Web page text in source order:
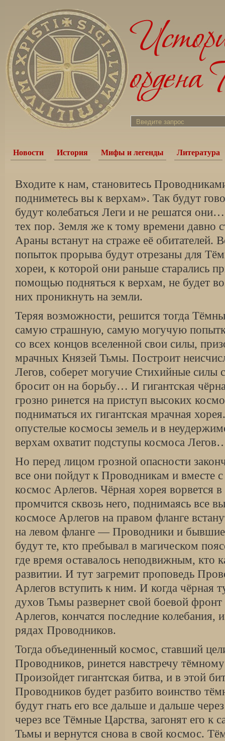
Новости История Мифы и легенды Литература
Входите к нам, становитесь
подниметесь вы к верхам». Так будут
будут колебаться Леги и не решатся
тех пор. Земля же к тому времени давно
Араны встанут на страже её обитателей.
попыток прорыва будут отрезаны для
хореи, к которой они раньше старались
помощью подняться к верхам, не будет
них проникнуть на земли.
Теряя возможности, решится тогда
самую страшную, самую могучую
со всех концов вселенной свои силы,
мрачных Князей Тьмы. Построит
Легов, соберет могучие Стихийные силы
бросит он на борьбу… И гигантская
грозно ринется на приступ высоких
подниматься их гигантская мрачная
опустелые космосы земель и в
верхам охватит подступы космоса
Но перед лицом грозной опасности
все они пойдут к Проводникам и вместе
космос Арлегов. Чёрная хорея ворвется
промчится сквозь него, поднимаясь все
космосе Арлегов на правом фланге
на левом фланге — Проводники и
будут те, кто пребывал в магическом
где время оставалось неподвижным, кто
развитии. И тут загремит проповедь
Арлегов вступить к ним. И когда чёрная
духов Тьмы развернет свой боевой
Арлегов, кончатся последние колебания,
рядах Проводников.
Тогда объединенный космос, ставший
Проводников, ринется навстречу
Произойдет гигантская битва, и в этой
Проводников будет разбито воинство
будут гнать его все дальше и дальше
через все Тёмные Царства, загонят его к
Тьмы и вернутся снова в свой космос.